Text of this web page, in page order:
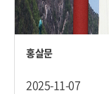
홍살문
2025-11-07